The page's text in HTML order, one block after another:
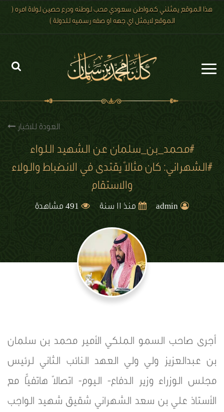
هذا الموقع يمثلني كمواطن سعودي محب لوطنه ودرع حصين لولاة امره (
الموقع لايمثل اي جهه او صفه رسميه للدولة )
الصور
تعليقات الزوار
العودة للاخبار
#محمد_بن_سلمان عن الشهيد اللواء
#الشهراني: كان مثالًا يقتدى في الانضباط والولاء
والاستقام
admin منذ 11 سنة 491 مشاهدة
أجرى صاحب السمو الملكي الأمير محمد بن سلمان
بن عبدالعزيز ولي ولي العهد النائب الثاني لرئيس
مجلس الوزراء وزير الدفاع- اليوم- اتصالًا هاتفيًّا مع
الأستاذ علي بن سعد الشهراني شقيق شهيد الواجب